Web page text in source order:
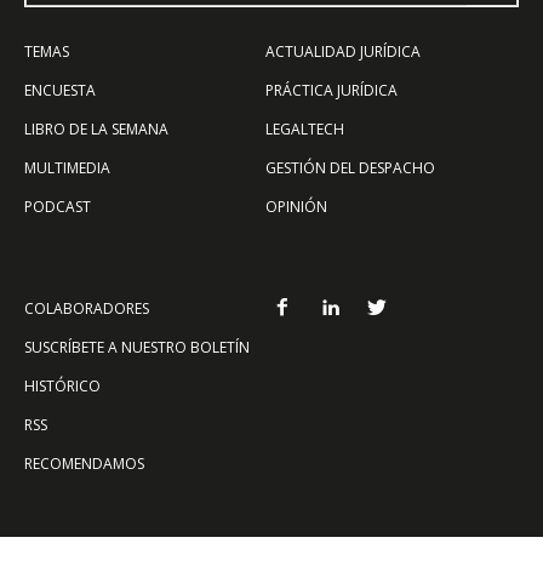
TEMAS
ENCUESTA
LIBRO DE LA SEMANA
MULTIMEDIA
PODCAST
ACTUALIDAD JURÍDICA
PRÁCTICA JURÍDICA
LEGALTECH
GESTIÓN DEL DESPACHO
OPINIÓN
COLABORADORES
SUSCRÍBETE A NUESTRO BOLETÍN
HISTÓRICO
RSS
RECOMENDAMOS